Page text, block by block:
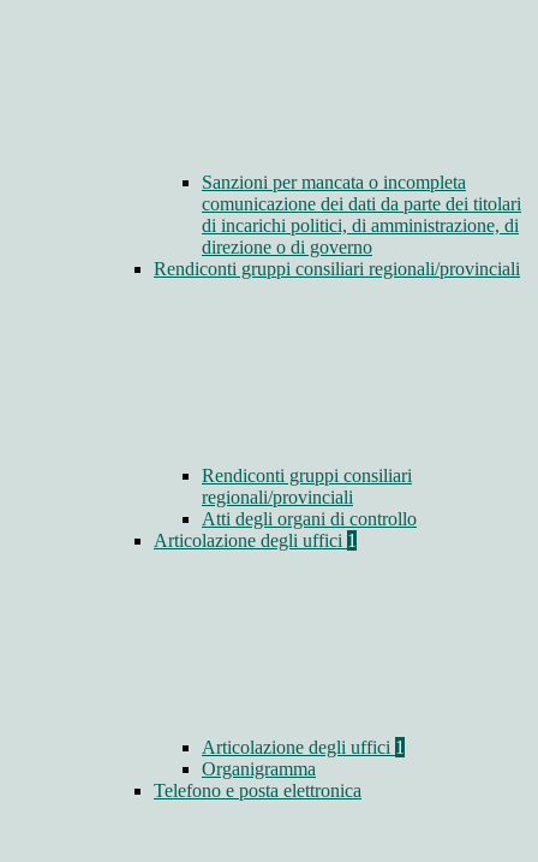
Sanzioni per mancata o incompleta
comunicazione dei dati da parte dei titolari
di incarichi politici, di amministrazione, di
direzione o di governo
Rendiconti gruppi consiliari regionali/provinciali
Rendiconti gruppi consiliari
regionali/provinciali
Atti degli organi di controllo
Articolazione degli uffici 1
Articolazione degli uffici 1
Organigramma
Telefono e posta elettronica